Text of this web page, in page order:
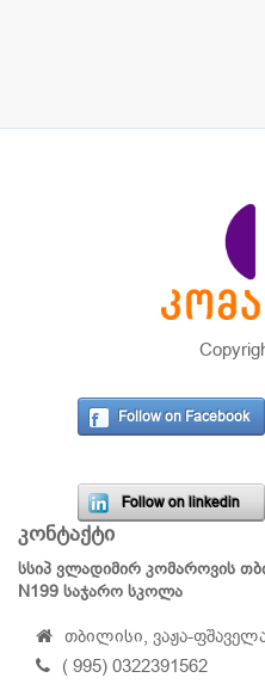
Follow on Facebook
Follow on linkedin
კონტაქტი
სსიპ ვლადიმირ კომაროვის
N199 საჯარო სკოლა
თბილისი, ვაჟა-
( 995) 0322391562